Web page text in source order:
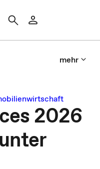
mehr
2026